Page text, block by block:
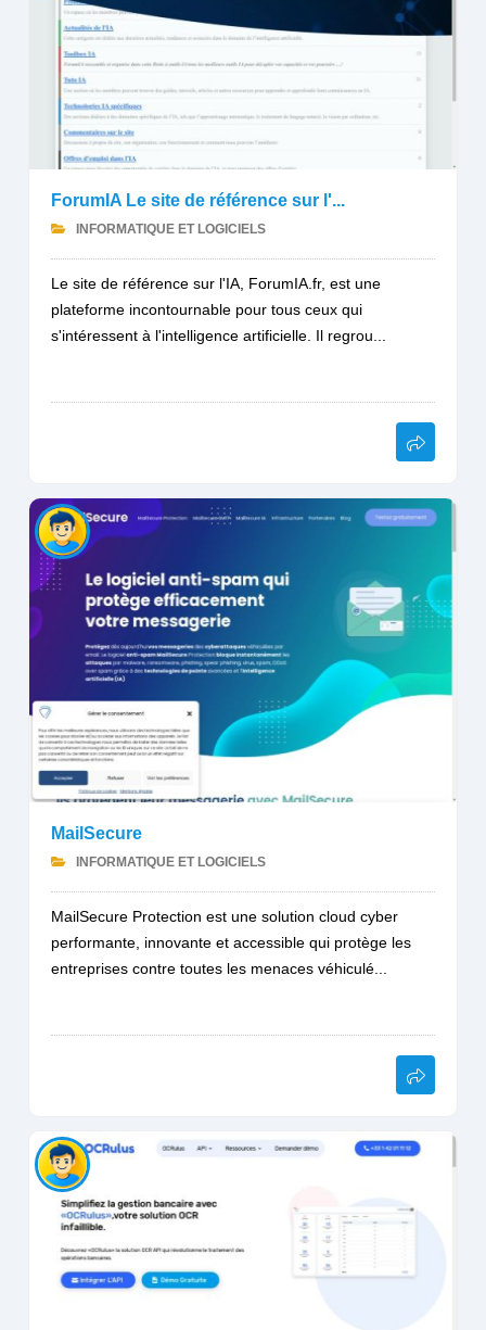
ForumIA Le site de référence sur l'...
INFORMATIQUE ET LOGICIELS
Le site de référence sur l'IA, ForumIA.fr, est une
plateforme incontournable pour tous ceux qui
s'intéressent à l'intelligence artificielle. Il regrou...
MailSecure
INFORMATIQUE ET LOGICIELS
MailSecure Protection est une solution cloud cyber
performante, innovante et accessible qui protège les
entreprises contre toutes les menaces véhiculé...